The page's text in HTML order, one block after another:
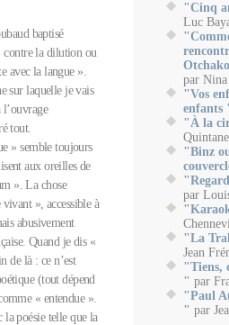
baptisé
contre la dilution ou
avec la langue ».
sur laquelle je vais
tout.
» semble toujours
aux oreilles de
». La chose
», accessible à
abusivement
Quand je dis «
de là : ce n’est
(tout dépend
« entendue ».
la poésie telle que la
"Cinq
Luc
par
"Vos
enfants
"À la
Quintane
"Binz
par
"La
Jean
"Tiens,
" par
"Paul
" par